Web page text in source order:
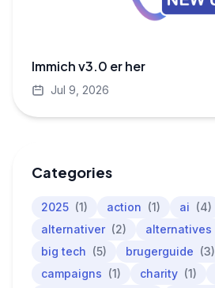
Immich v3.0 er her
Jul 9, 2026
Categories
2025 (1) action (1) ai (4)
alternativer (2) alternatives
big tech (5) brugerguide (3)
campaigns (1) charity (1)